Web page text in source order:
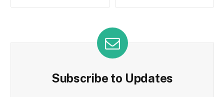
Subscribe to Updates